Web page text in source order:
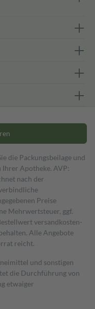
die Packungsbeilage und
Apotheke. AVP:
nach der
Preise
Mehrwertsteuer, ggf.
versand­kosten­
Alle Angebote
reicht.
und sonstigen
die Durchführung von
etwaiger